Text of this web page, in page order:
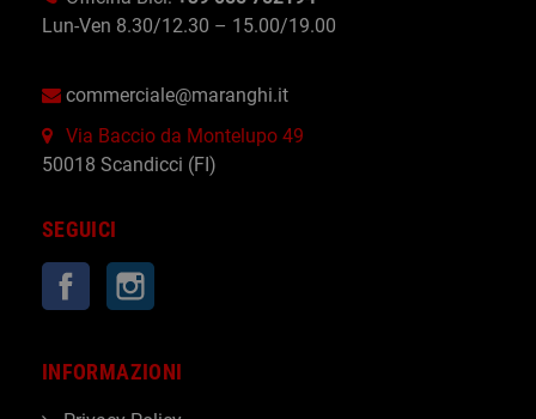
Lun-Ven 8.30/12.30 – 15.00/19.00
commerciale@maranghi.it
Via Baccio da Montelupo 49
50018 Scandicci (FI)
SEGUICI
Facebook
INFORMAZIONI